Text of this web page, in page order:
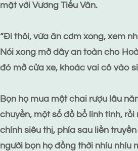
mặt với Vương Tiếu Vân.
“Đi thôi, vừa ăn cơm xong, xem
Nói xong mở dây an toàn cho
đó mở cửa xe, khoác vai cô vào
Bọn họ mua một chai rượu lâu
chuyền, một số đồ bổ linh tinh,
chính siêu thị, phía sau liền
người bọn họ đồng thời nhíu nhíu